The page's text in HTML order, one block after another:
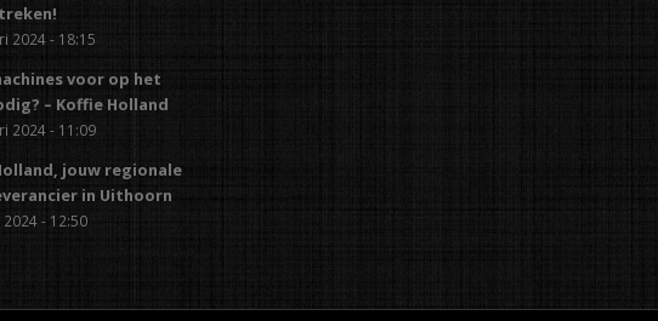
2024 - 18:15
voor op het
– Koffie Holland
2024 - 11:09
jouw regionale
in Uithoorn
- 12:50